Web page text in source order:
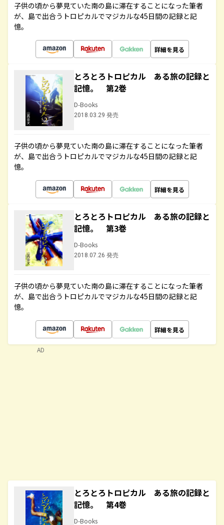
子供の頃から夢見ていた南の島に滞在することになった筆者
が、島で出合うトロピカルでマジカルな45日間の記録と記
憶。
詳細を見る
とろとろトロピカル ある旅の記録と
記憶。 第2巻
D-Books
2018.03.29 発売
子供の頃から夢見ていた南の島に滞在することになった筆者
が、島で出合うトロピカルでマジカルな45日間の記録と記
憶。
詳細を見る
とろとろトロピカル ある旅の記録と
記憶。 第3巻
D-Books
2018.07.26 発売
子供の頃から夢見ていた南の島に滞在することになった筆者
が、島で出合うトロピカルでマジカルな45日間の記録と記
憶。
詳細を見る
とろとろトロピカル ある旅の記録と
記憶。 第4巻
D-Books
AD